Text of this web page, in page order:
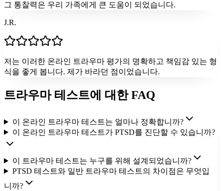
그 통찰력은 우리 가족에게 큰 도움이 되었습니다.
J.R.
저는 이러한 온라인 트라우마 평가의 명확하고 책임감 있는 형
식을 좋게 봅니다. 제가 바라던 점이었습니다.
트라우마 테스트에 대한 FAQ
이 온라인 트라우마 테스트는 얼마나 정확합니까?
이 온라인 트라우마 테스트가 PTSD를 진단할 수 있습니까?
이 트라우마 테스트는 누구를 위해 설계되었습니까?
PTSD 테스트와 일반 트라우마 테스트의 차이점은 무엇입
니까?